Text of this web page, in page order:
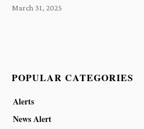
March 31, 2025
POPULAR CATEGORIES
Alerts
News Alert